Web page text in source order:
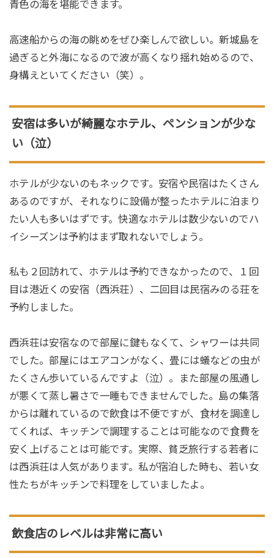
青色の海を堪能できます。
高速船からの海の眺めをぜひ楽しんで欲しい。新城島を
過ぎると外海になるので波が高くなり揺れ始めるので、
身構えといてください（笑）。
安宿は多いが綺麗なホテル、ペンションが少な
い（泣）
ホテルが少ないのもネックです。安宿や民宿はたくさん
あるのですが、それなりに設備が整ったホテルに泊まり
たい人も多いはずです。快適なホテルは数少ないのでハ
イシーズンは予約はまず取れないでしょう。
私も２回訪れて、ホテルは予約できなかったので、１回
目は港近くの安宿（西浜荘）、二回目は民宿みのる荘を
予約しました。
西浜荘は安宿なので部屋に鍵もなくて、シャワーは共同
でした。部屋にはエアコンがなく、畳には蟻などの虫が
たくさん歩いているんですよ（泣）。また部屋の風通し
が悪くて蒸し暑さで一睡もできませんでした。島の集落
からは離れているので飲食は不便ですが、食材を調達し
てくれば、キッチンで調理することは可能なので食費を
安く上げることは可能です。実際、貧乏旅行する若者に
は西浜荘は人気があります。私が宿泊した時も、若い女
性たちがキッチンで料理をしていましたよ。
飲食店のレベルは非常に高い